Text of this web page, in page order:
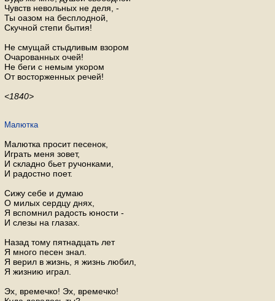
Чувств невольных не деля, -
Ты оазом на бесплодной,
Скучной степи бытия!
Не смущай стыдливым взором
Очарованных очей!
Не беги с немым укором
От восторженных речей!
<1840>
Малютка
Малютка просит песенок,
Играть меня зовет,
И складно бьет ручонками,
И радостно поет.
Сижу себе и думаю
О милых сердцу днях,
Я вспомнил радость юности -
И слезы на глазах.
Назад тому пятнадцать лет
Я много песен знал.
Я верил в жизнь, я жизнь любил,
Я жизнию играл.
Эх, времечко! Эх, времечко!